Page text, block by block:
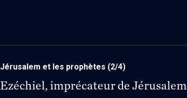
Jérusalem et les prophètes (2/4)
Ezéchiel, imprécateur de Jérusalem